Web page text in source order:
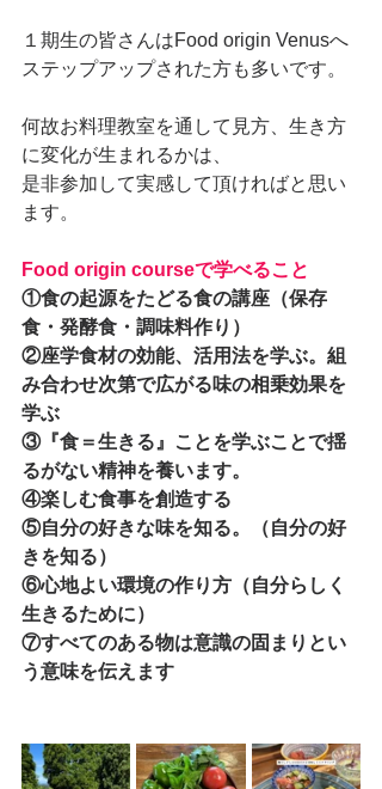
１期生の皆さんはFood origin Venusへ
ステップアップされた方も多いです。
何故お料理教室を通して見方、生き方
に変化が生まれるかは、
是非参加して実感して頂ければと思い
ます。
Food origin courseで学べること
①食の起源をたどる食の講座（保存
食・発酵食・調味料作り）
②座学食材の効能、活用法を学ぶ。組
み合わせ次第で広がる味の相乗効果を
学ぶ
③『食＝生きる』ことを学ぶことで揺
るがない精神を養います。
④楽しむ食事を創造する
⑤自分の好きな味を知る。（自分の好
きを知る）
⑥心地よい環境の作り方（自分らしく
生きるために）
⑦すべてのある物は意識の固まりとい
う意味を伝えます